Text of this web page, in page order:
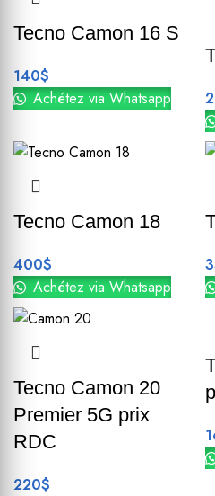
Tecno Camon 16 S
140$
Achétez via Whatsapp
Tecno Camon 18
400$
Achétez via Whatsapp
Tecno Camon 20
Premier 5G prix
RDC
220$